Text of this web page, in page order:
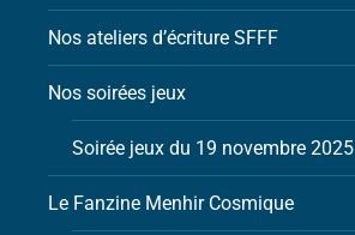
Nos ateliers d’écriture SFFF
Nos soirées jeux
Soirée jeux du 19 novembre 2025
Le Fanzine Menhir Cosmique